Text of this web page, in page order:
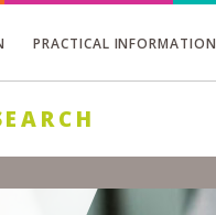
PRACTICAL INFORMATION